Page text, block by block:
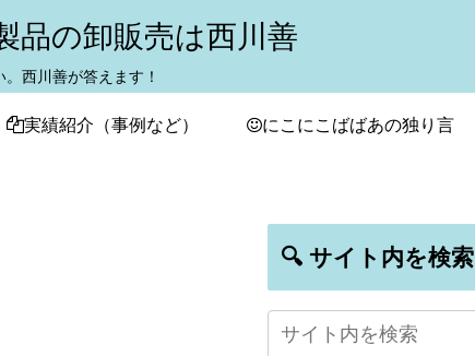
品の卸販売は西川善
西川善が答えます！
実績紹介（事例など） にこにこばばあの独り言
🔍 サイト内を検索